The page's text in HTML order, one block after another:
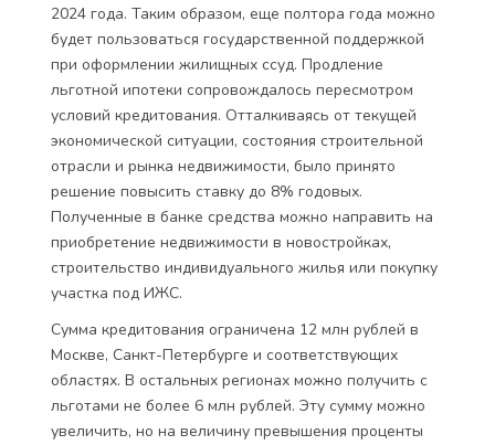
2024 года. Таким образом, еще полтора года можно
будет пользоваться государственной поддержкой
при оформлении жилищных ссуд. Продление
льготной ипотеки сопровождалось пересмотром
условий кредитования. Отталкиваясь от текущей
экономической ситуации, состояния строительной
отрасли и рынка недвижимости, было принято
решение повысить ставку до 8% годовых.
Полученные в банке средства можно направить на
приобретение недвижимости в новостройках,
строительство индивидуального жилья или покупку
участка под ИЖС.
Сумма кредитования ограничена 12 млн рублей в
Москве, Санкт-Петербурге и соответствующих
областях. В остальных регионах можно получить с
льготами не более 6 млн рублей. Эту сумму можно
увеличить, но на величину превышения проценты